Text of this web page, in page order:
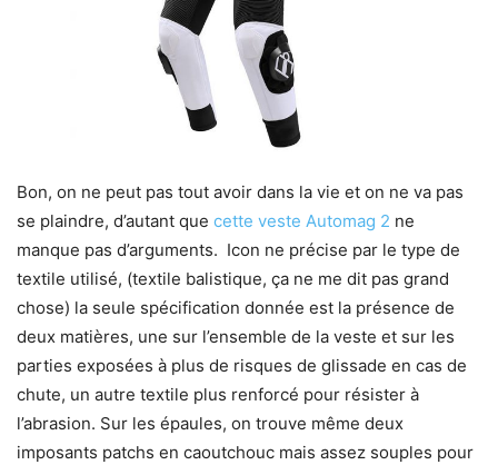
Bon, on ne peut pas tout avoir dans la vie et on ne va pas
se plaindre, d’autant que cette veste Automag 2 ne
manque pas d’arguments. Icon ne précise par le type de
textile utilisé, (textile balistique, ça ne me dit pas grand
chose) la seule spécification donnée est la présence de
deux matières, une sur l’ensemble de la veste et sur les
parties exposées à plus de risques de glissade en cas de
chute, un autre textile plus renforcé pour résister à
l’abrasion. Sur les épaules, on trouve même deux
imposants patchs en caoutchouc mais assez souples pour